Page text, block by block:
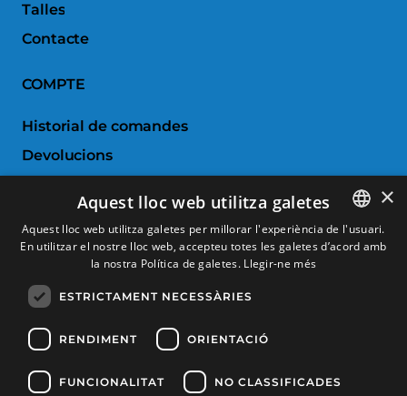
Talles
Contacte
COMPTE
Historial de comandes
Devolucions
Comparar productes
SERVEI AL CLIENT
Condicions de Compra
Canvis i devolucions
Formes de pagament
SPANISH
×
Aquest lloc web utilitza galetes
Aquest lloc web utilitza galetes per millorar l'experiència de l'usuari.
En utilitzar el nostre lloc web, accepteu totes les galetes d’acord amb
la nostra Política de galetes. Llegir-ne més
ESTRICTAMENT NECESSÀRIES
RENDIMENT ORIENTACIÓ
FUNCIONALITAT NO CLASSIFICADES